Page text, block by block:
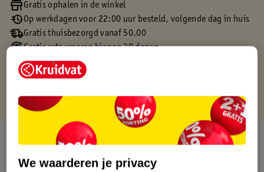
Gratis ophalen in de winkel
Op werkdagen voor 22:00 uur besteld, volgende dag in huis
Gratis thuisbezorgd vanaf 50.00
Gratis retourneren binnen 30 dagen
Gratis punten met je Kruidvat kaart
Over dit product
Productinformatie
We waarderen je privacy